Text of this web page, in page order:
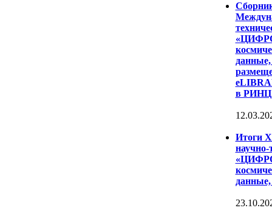
данные,
в
Итоги
научно-
данные,